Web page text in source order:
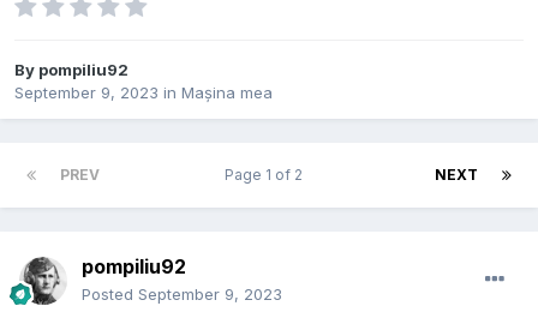
By pompiliu92
September 9, 2023 in Mașina mea
PREV NEXT
Page 1 of 2
pompiliu92
Posted September 9, 2023